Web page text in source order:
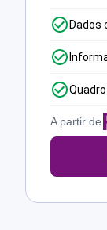
Dados
A partir de